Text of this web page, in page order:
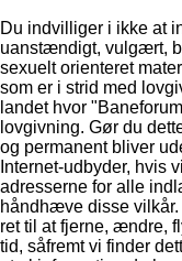
Du indvilliger i ikke at
uanstændigt, vulgært,
sexuelt orienteret
som er i strid med
landet hvor
lovgivning. Gør du
og permanent bliver
Internet-udbyder, hvis
adresserne for alle
håndhæve disse
ret til at fjerne, ændre,
tid, såfremt vi finder